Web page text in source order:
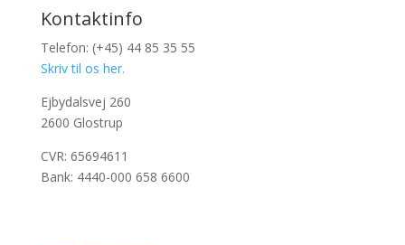
Kontaktinfo
Telefon: (+45) 44 85 35 55
Skriv til os her.
Ejbydalsvej 260
2600 Glostrup
CVR: 65694611
Bank: 4440-000 658 6600